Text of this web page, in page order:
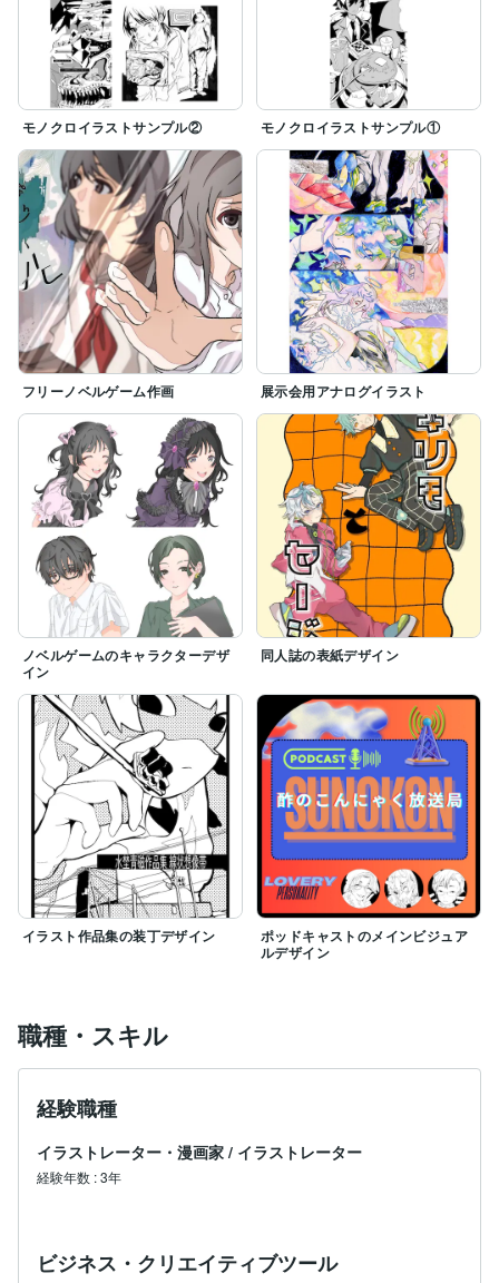
モノクロイラストサンプル② モノクロイラストサンプル①
フリーノベルゲーム作画 展示会用アナログイラスト
ノベルゲームのキャラクターデザ
イン
同人誌の表紙デザイン
イラスト作品集の装丁デザイン
ポッドキャストのメインビジュア
ルデザイン
職種・スキル
経験職種
イラストレーター・漫画家 / イラストレーター
経験年数 :3年
ビジネス・クリエイティブツール